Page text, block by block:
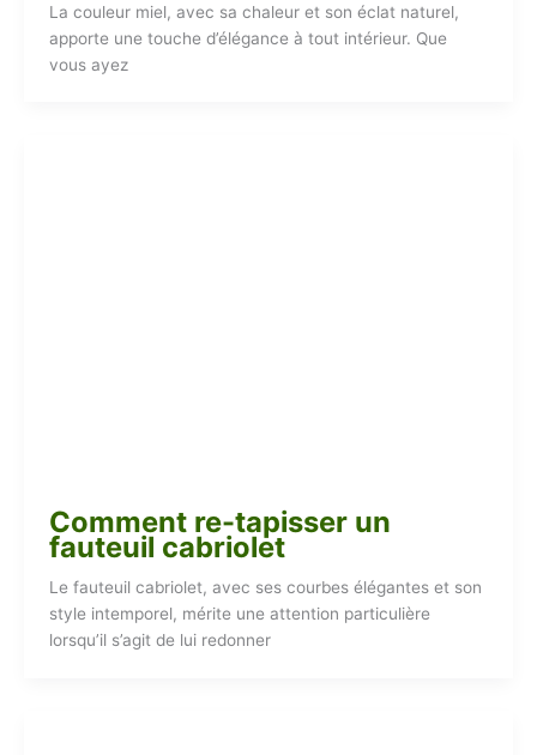
La couleur miel, avec sa chaleur et son éclat naturel,
apporte une touche d’élégance à tout intérieur. Que
vous ayez
Comment re-tapisser un
fauteuil cabriolet
Le fauteuil cabriolet, avec ses courbes élégantes et son
style intemporel, mérite une attention particulière
lorsqu’il s’agit de lui redonner